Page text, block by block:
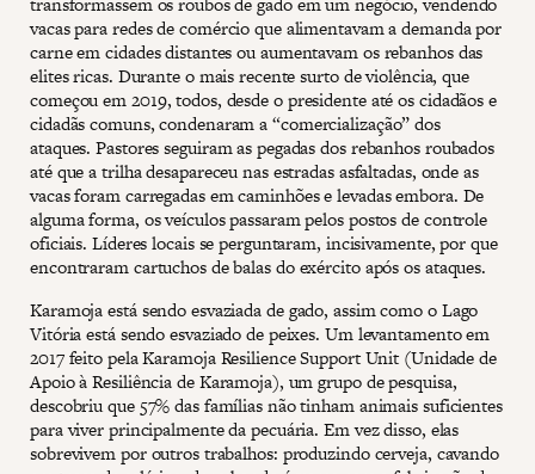
vacas para redes de comércio que alimentavam a demanda por
carne em cidades distantes ou aumentavam os rebanhos das
elites ricas. Durante o mais recente surto de violência, que
começou em 2019, todos, desde o presidente até os cidadãos e
cidadãs comuns, condenaram a “comercialização” dos
ataques. Pastores seguiram as pegadas dos rebanhos roubados
até que a trilha desapareceu nas estradas asfaltadas, onde as
vacas foram carregadas em caminhões e levadas embora. De
alguma forma, os veículos passaram pelos postos de controle
oficiais. Líderes locais se perguntaram, incisivamente, por que
encontraram cartuchos de balas do exército após os ataques.
Karamoja está sendo esvaziada de gado, assim como o Lago
Vitória está sendo esvaziado de peixes. Um levantamento em
2017 feito pela Karamoja Resilience Support Unit (Unidade de
Apoio à Resiliência de Karamoja), um grupo de pesquisa,
descobriu que 57% das famílias não tinham animais suficientes
para viver principalmente da pecuária. Em vez disso, elas
sobrevivem por outros trabalhos: produzindo cerveja, cavando